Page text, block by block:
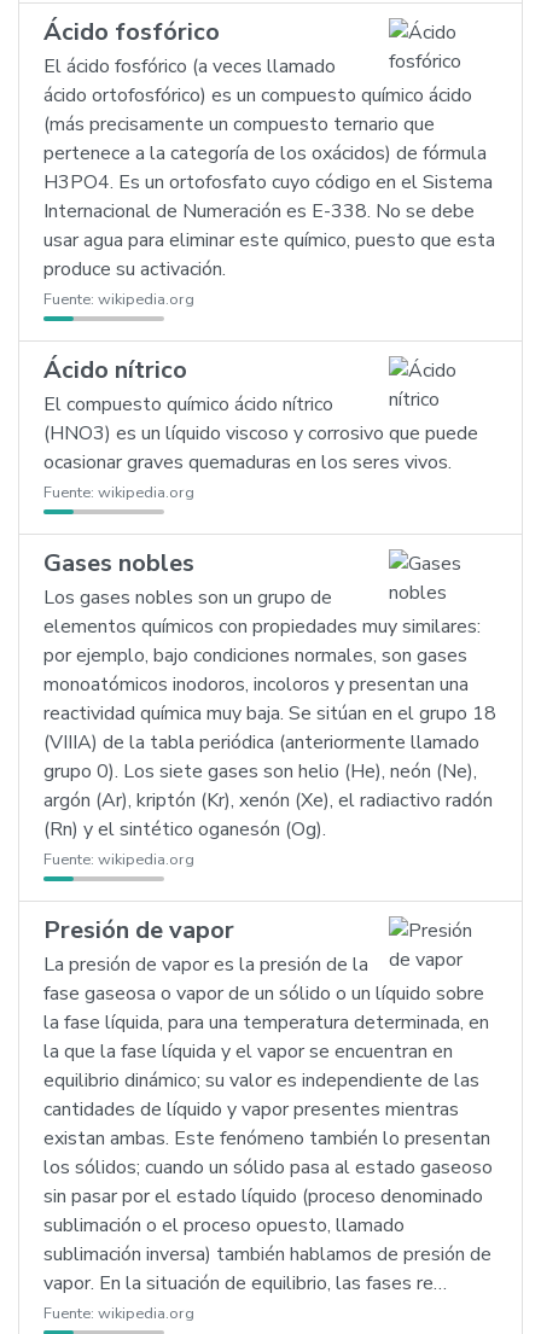
Ácido fosfórico
El ácido fosfórico (a veces llamado
ácido ortofosfórico) es un compuesto químico ácido
(más precisamente un compuesto ternario que
pertenece a la categoría de los oxácidos) de fórmula
H3PO4. Es un ortofosfato cuyo código en el Sistema
Internacional de Numeración es E-338. No se debe
usar agua para eliminar este químico, puesto que esta
produce su activación.
Fuente: wikipedia.org
Ácido nítrico
El compuesto químico ácido nítrico
(HNO3) es un líquido viscoso y corrosivo que puede
ocasionar graves quemaduras en los seres vivos.
Fuente: wikipedia.org
Gases nobles
Los gases nobles son un grupo de
elementos químicos con propiedades muy similares:
por ejemplo, bajo condiciones normales, son gases
monoatómicos inodoros, incoloros y presentan una
reactividad química muy baja. Se sitúan en el grupo 18
(VIIIA) de la tabla periódica (anteriormente llamado
grupo 0). Los siete gases son helio (He), neón (Ne),
argón (Ar), kriptón (Kr), xenón (Xe), el radiactivo radón
(Rn) y el sintético oganesón (Og).
Fuente: wikipedia.org
Presión de vapor
La presión de vapor es la presión de la
fase gaseosa o vapor de un sólido o un líquido sobre
la fase líquida, para una temperatura determinada, en
la que la fase líquida y el vapor se encuentran en
equilibrio dinámico; su valor es independiente de las
cantidades de líquido y vapor presentes mientras
existan ambas. Este fenómeno también lo presentan
los sólidos; cuando un sólido pasa al estado gaseoso
sin pasar por el estado líquido (proceso denominado
sublimación o el proceso opuesto, llamado
sublimación inversa) también hablamos de presión de
vapor. En la situación de equilibrio, las fases re…
Fuente: wikipedia.org